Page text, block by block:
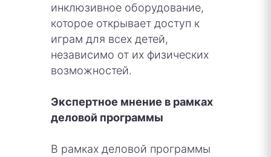
инклюзивное оборудование,
которое открывает доступ к
играм для всех детей,
независимо от их физических
возможностей.
Экспертное мнение в рамках
деловой программы
В рамках деловой программы